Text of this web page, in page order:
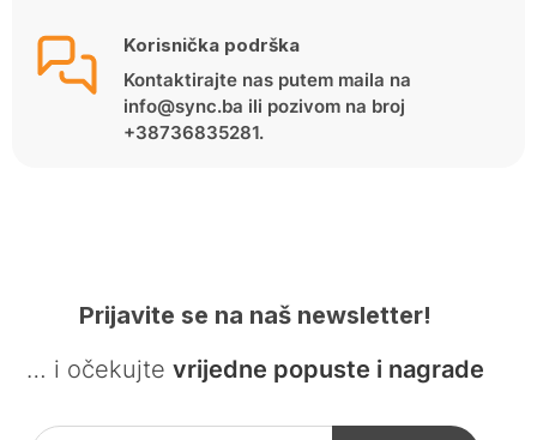
Korisnička podrška
Kontaktirajte nas putem maila na
info@sync.ba ili pozivom na broj
+38736835281.
Prijavite se na naš newsletter!
… i očekujte vrijedne popuste i nagrade